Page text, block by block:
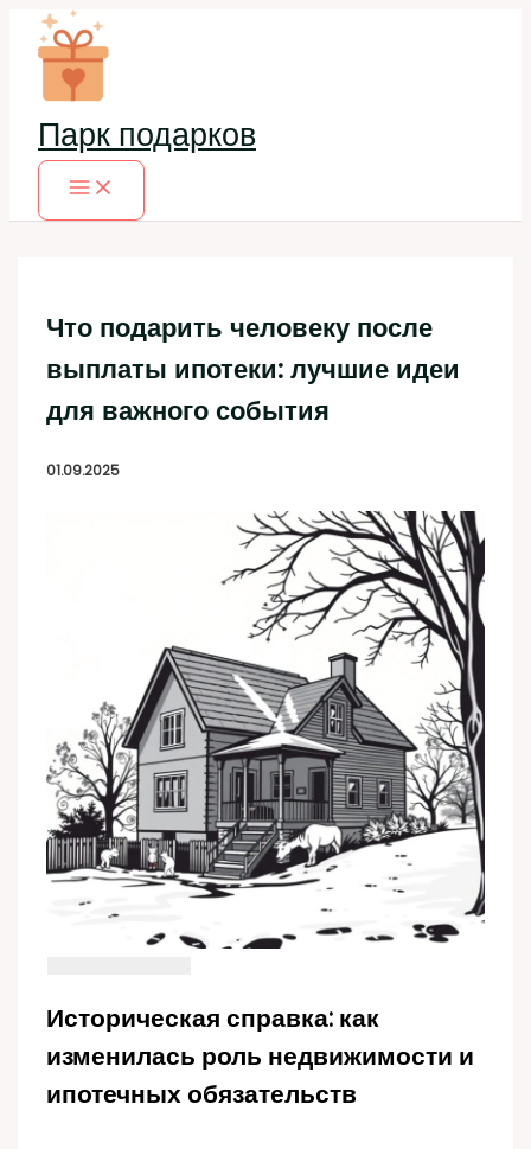
Перейти
содержимому
Парк подарков
Что подарить человеку после
выплаты ипотеки: лучшие идеи
для важного события
01.09.2025
Историческая справка: как
изменилась роль недвижимости и
ипотечных обязательств